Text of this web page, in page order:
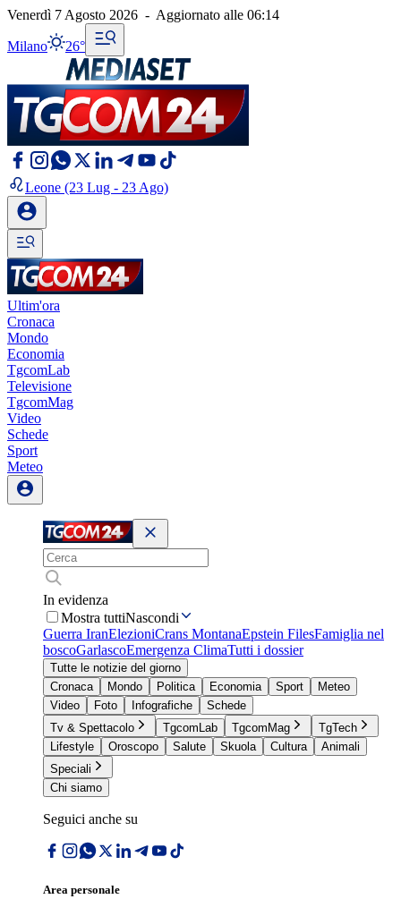
Venerdì 7 Agosto 2026 - Aggiornato alle 06:14
Milano 26°
Leone (23 Lug - 23 Ago)
Ultim'ora
Cronaca
Mondo
Economia
TgcomLab
Televisione
TgcomMag
Video
Schede
Sport
Meteo
In evidenza
Mostra tuttiNascondi
Guerra IranElezioniCrans MontanaEpstein FilesFamiglia nel
boscoGarlascoEmergenza ClimaTutti i dossier
Tutte le notizie del giorno
Cronaca
Mondo Politica Economia Sport
Meteo
Video
Foto Infografiche
Schede
Tv & Spettacolo
TgcomLab TgcomMag
TgTech
Lifestyle
Oroscopo Salute Skuola Cultura
Animali
Speciali
Chi siamo
Seguici anche su
Area personale